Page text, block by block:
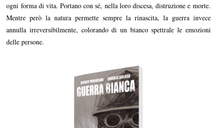
ogni forma di vita. Portano con sé, nella loro discesa, distruzione e morte.
Mentre però la natura permette sempre la rinascita, la guerra invece
annulla irreversibilmente, colorando di un bianco spettrale le emozioni
delle persone.